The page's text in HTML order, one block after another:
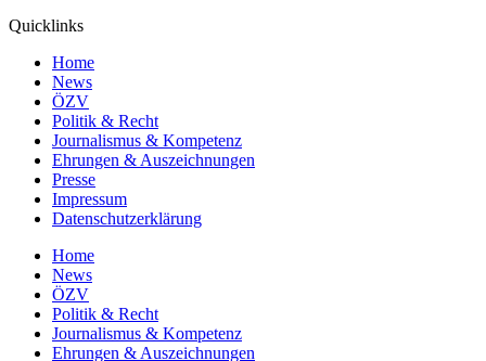
Quicklinks
Home
News
ÖZV
Politik & Recht
Journalismus & Kompetenz
Ehrungen & Auszeichnungen
Presse
Impressum
Datenschutzerklärung
Home
News
ÖZV
Politik & Recht
Journalismus & Kompetenz
Ehrungen & Auszeichnungen